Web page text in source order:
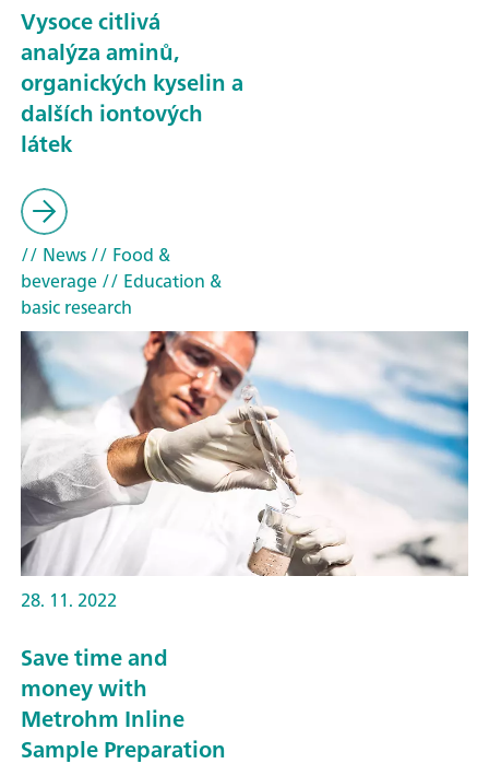
Vysoce citlivá
analýza aminů,
organických kyselin a
dalších iontových
látek
// News// Food &
beverage// Education &
basic research
28. 11. 2022
Save time and
money with
Metrohm Inline
Sample Preparation